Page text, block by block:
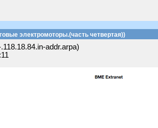
электромоторы.(часть четвертая))
addr.arpa)